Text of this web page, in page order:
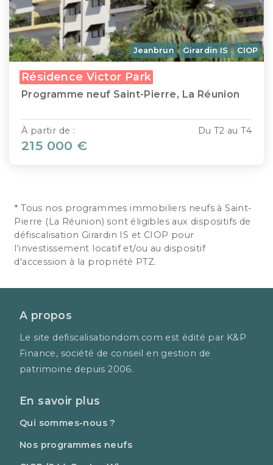
Jeanbrun Girardin IS CIOP
Résidence Victor Park
Programme neuf Saint-Pierre, La Réunion
Du T2 au T4
À partir de :
215 000 €
* Tous nos programmes immobiliers neufs à Saint-
Pierre (La Réunion) sont éligibles aux dispositifs de
défiscalisation Girardin IS et CIOP pour
l'investissement locatif et/ou au dispositif
d'accession à la propriété PTZ.
A propos
Le site defiscalisationdom.com est édité par K&P
Finance, société de conseil en gestion de
patrimoine depuis 2006.
En savoir plus
Qui sommes-nous ?
Nos programmes neufs